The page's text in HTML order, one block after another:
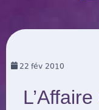
22 fév 2010